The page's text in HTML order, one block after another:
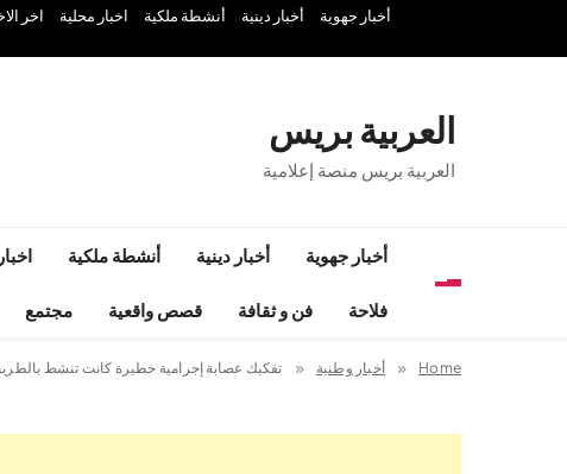
أخبار جهوية أخبار دينية أنشطة ملكية اخبار محلية اخر
العربية بريس
العربية بريس منصة إعلامية
أخبار جهوية أخبار دينية أنشطة ملكية
فلاحة فن و ثقافة قصص واقعية مجتمع
Home أخبار وطنية تفكيك عصابة إجرامية خطيرة كانت تنشط